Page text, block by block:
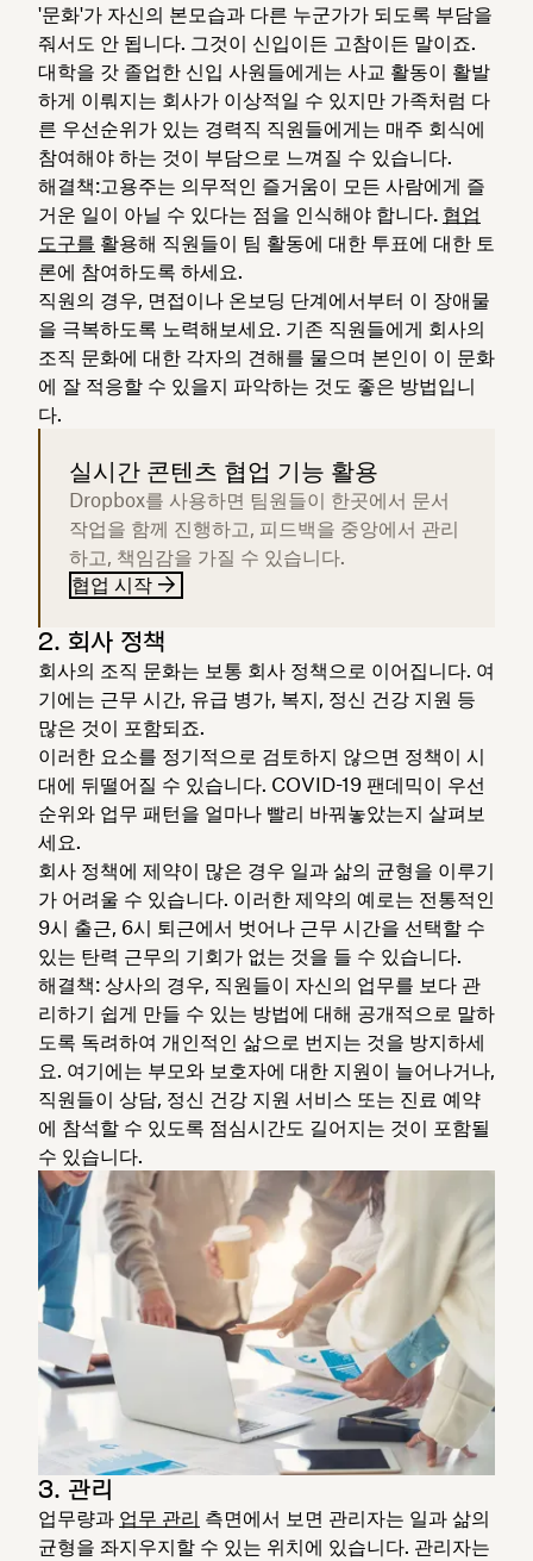
'문화'가 자신의 본모습과 다른 누군가가 되도록 부담을
줘서도 안 됩니다. 그것이 신입이든 고참이든 말이죠.
대학을 갓 졸업한 신입 사원들에게는 사교 활동이 활발
하게 이뤄지는 회사가 이상적일 수 있지만 가족처럼 다
른 우선순위가 있는 경력직 직원들에게는 매주 회식에
참여해야 하는 것이 부담으로 느껴질 수 있습니다.
해결책:고용주는 의무적인 즐거움이 모든 사람에게 즐
거운 일이 아닐 수 있다는 점을 인식해야 합니다. 협업
도구를 활용해 직원들이 팀 활동에 대한 투표에 대한 토
론에 참여하도록 하세요.
직원의 경우, 면접이나 온보딩 단계에서부터 이 장애물
을 극복하도록 노력해보세요. 기존 직원들에게 회사의
조직 문화에 대한 각자의 견해를 물으며 본인이 이 문화
에 잘 적응할 수 있을지 파악하는 것도 좋은 방법입니
다.
실시간 콘텐츠 협업 기능 활용
Dropbox를 사용하면 팀원들이 한곳에서 문서
작업을 함께 진행하고, 피드백을 중앙에서 관리
하고, 책임감을 가질 수 있습니다.
협업 시작
2. 회사 정책
회사의 조직 문화는 보통 회사 정책으로 이어집니다. 여
기에는 근무 시간, 유급 병가, 복지, 정신 건강 지원 등
많은 것이 포함되죠.
이러한 요소를 정기적으로 검토하지 않으면 정책이 시
대에 뒤떨어질 수 있습니다. COVID-19 팬데믹이 우선
순위와 업무 패턴을 얼마나 빨리 바꿔놓았는지 살펴보
세요.
회사 정책에 제약이 많은 경우 일과 삶의 균형을 이루기
가 어려울 수 있습니다. 이러한 제약의 예로는 전통적인
9시 출근, 6시 퇴근에서 벗어나 근무 시간을 선택할 수
있는 탄력 근무의 기회가 없는 것을 들 수 있습니다.
해결책: 상사의 경우, 직원들이 자신의 업무를 보다 관
리하기 쉽게 만들 수 있는 방법에 대해 공개적으로 말하
도록 독려하여 개인적인 삶으로 번지는 것을 방지하세
요. 여기에는 부모와 보호자에 대한 지원이 늘어나거나,
직원들이 상담, 정신 건강 지원 서비스 또는 진료 예약
에 참석할 수 있도록 점심시간도 길어지는 것이 포함될
수 있습니다.
3. 관리
업무량과 업무 관리 측면에서 보면 관리자는 일과 삶의
균형을 좌지우지할 수 있는 위치에 있습니다. 관리자는